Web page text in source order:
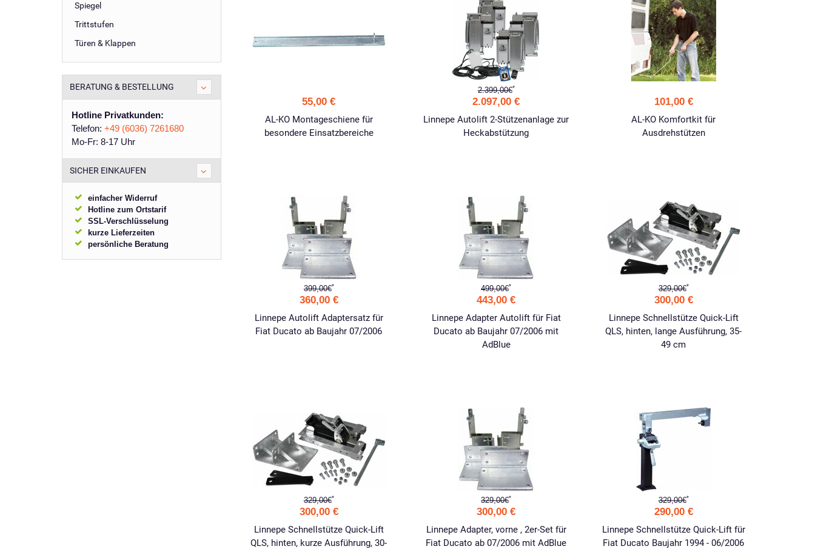
Spiegel
Trittstufen
Türen & Klappen
BERATUNG & BESTELLUNG
Hotline Privatkunden:
Telefon: +49 (6036) 7261680
Mo-Fr: 8-17 Uhr
SICHER EINKAUFEN
einfacher Widerruf
Hotline zum Ortstarif
SSL-Verschlüsselung
kurze Lieferzeiten
persönliche Beratung
55,00 €
AL-KO Montageschiene für
besondere Einsatzbereiche
2.399,00€*
2.097,00 €
Linnepe Autolift 2-Stützenanlage zur
Heckabstützung
101,00 €
AL-KO Komfortkit für
Ausdrehstützen
399,00€*
360,00 €
Linnepe Autolift Adaptersatz für
Fiat Ducato ab Baujahr 07/2006
499,00€*
443,00 €
Linnepe Adapter Autolift für Fiat
Ducato ab Baujahr 07/2006 mit
AdBlue
329,00€*
300,00 €
Linnepe Schnellstütze Quick-Lift
QLS, hinten, lange Ausführung, 35-
49 cm
329,00€*
300,00 €
Linnepe Schnellstütze Quick-Lift
QLS, hinten, kurze Ausführung, 30-
329,00€*
300,00 €
Linnepe Adapter, vorne , 2er-Set für
Fiat Ducato ab 07/2006 mit AdBlue
329,00€*
290,00 €
Linnepe Schnellstütze Quick-Lift für
Fiat Ducato Baujahr 1994 - 06/2006